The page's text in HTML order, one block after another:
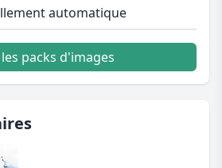
automatique
packs d'images